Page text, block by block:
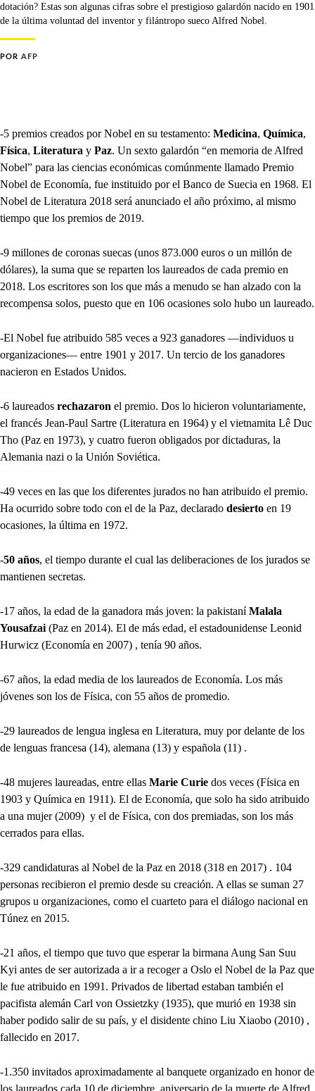
dotación? Estas son algunas cifras sobre el prestigioso galardón nacido en 1901
de la última voluntad del inventor y filántropo sueco Alfred Nobel.
POR AFP
-5 premios creados por Nobel en su testamento: Medicina, Química,
Física, Literatura y Paz. Un sexto galardón “en memoria de Alfred
Nobel” para las ciencias económicas comúnmente llamado Premio
Nobel de Economía, fue instituido por el Banco de Suecia en 1968. El
Nobel de Literatura 2018 será anunciado el año próximo, al mismo
tiempo que los premios de 2019.
-9 millones de coronas suecas (unos 873.000 euros o un millón de
dólares), la suma que se reparten los laureados de cada premio en
2018. Los escritores son los que más a menudo se han alzado con la
recompensa solos, puesto que en 106 ocasiones solo hubo un laureado.
-El Nobel fue atribuido 585 veces a 923 ganadores —individuos u
organizaciones— entre 1901 y 2017. Un tercio de los ganadores
nacieron en Estados Unidos.
-6 laureados rechazaron el premio. Dos lo hicieron voluntariamente,
el francés Jean-Paul Sartre (Literatura en 1964) y el vietnamita Lê Duc
Tho (Paz en 1973), y cuatro fueron obligados por dictaduras, la
Alemania nazi o la Unión Soviética.
-49 veces en las que los diferentes jurados no han atribuido el premio.
Ha ocurrido sobre todo con el de la Paz, declarado desierto en 19
ocasiones, la última en 1972.
-50 años, el tiempo durante el cual las deliberaciones de los jurados se
mantienen secretas.
-17 años, la edad de la ganadora más joven: la pakistaníMalala
Yousafzai (Paz en 2014). El de más edad, el estadounidense Leonid
Hurwicz (Economía en 2007) , tenía 90 años.
-67 años, la edad media de los laureados de Economía. Los más
jóvenes son los de Física, con 55 años de promedio.
-29 laureados de lengua inglesa en Literatura, muy por delante de los
de lenguas francesa (14), alemana (13) y española (11) .
-48 mujeres laureadas, entre ellas Marie Curie dos veces (Física en
1903 y Química en 1911). El de Economía, que solo ha sido atribuido
a una mujer (2009) y el de Física, con dos premiadas, son los más
cerrados para ellas.
-329 candidaturas al Nobel de la Paz en 2018 (318 en 2017) . 104
personas recibieron el premio desde su creación. A ellas se suman 27
grupos u organizaciones, como el cuarteto para el diálogo nacional en
Túnez en 2015.
-21 años, el tiempo que tuvo que esperar la birmana Aung San Suu
Kyi antes de ser autorizada a ir a recoger a Oslo el Nobel de la Paz que
le fue atribuido en 1991. Privados de libertad estaban también el
pacifista alemán Carl von Ossietzky (1935), que murió en 1938 sin
haber podido salir de su país, y el disidente chino Liu Xiaobo (2010) ,
fallecido en 2017.
-1.350 invitados aproximadamente al banquete organizado en honor de
los laureados cada 10 de diciembre, aniversario de la muerte de Alfred